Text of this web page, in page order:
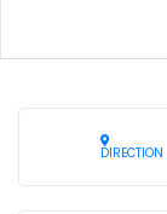
DIRECTION